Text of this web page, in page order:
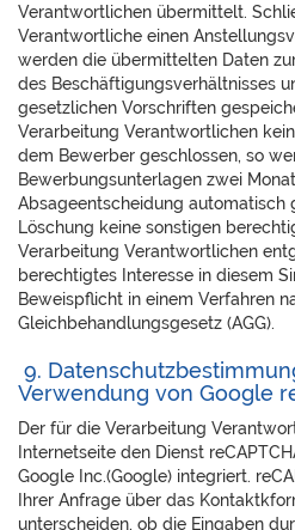
Verantwortlichen übermittelt.
Verantwortliche einen
werden die übermittelten Daten
des Beschäftigungsverhältnisses
gesetzlichen Vorschriften
Verarbeitung Verantwortlichen
dem Bewerber geschlossen, so
Bewerbungsunterlagen zwei
Absageentscheidung automatisch
Löschung keine sonstigen
Verarbeitung Verantwortlichen
berechtigtes Interesse in diesem
Beweispflicht in einem Verfahren
Gleichbehandlungsgesetz (AGG).
9.
Verwendung von Google
Der für die Verarbeitung
Internetseite den Dienst
Google Inc.(Google) integriert.
Ihrer Anfrage über das
unterscheiden, ob die Eingaben